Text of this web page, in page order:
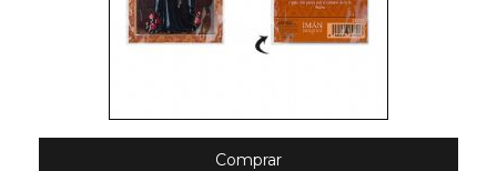
Comprar